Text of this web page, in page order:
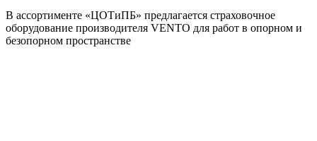
В ассортименте «ЦОТиПБ» предлагается страховочное
оборудование производителя VENTO для работ в опорном и
безопорном пространстве